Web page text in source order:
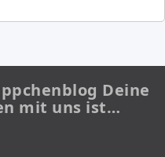
Deine
mit uns ist…